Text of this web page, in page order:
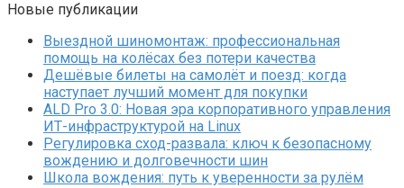
Новые публикации
Выездной шиномонтаж: профессиональная
помощь на колёсах без потери качества
Дешёвые билеты на самолёт и поезд: когда
наступает лучший момент для покупки
ALD Pro 3.0: Новая эра корпоративного управления
ИТ-инфраструктурой на Linux
Регулировка сход-развала: ключ к безопасному
вождению и долговечности шин
Школа вождения: путь к уверенности за рулём